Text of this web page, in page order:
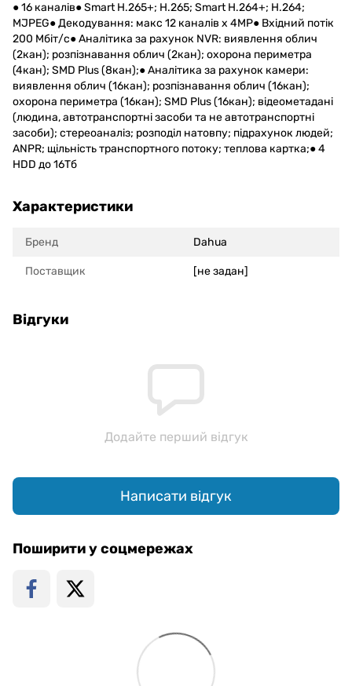
● 16 каналів● Smart H.265+; H.265; Smart H.264+; H.264;
MJPEG● Декодування: макс 12 каналів х 4MP● Вхідний потік
200 Мбіт/с● Аналітика за рахунок NVR: виявлення облич
(2кан); розпізнавання облич (2кан); охорона периметра
(4кан); SMD Plus (8кан);● Аналітика за рахунок камери:
виявлення облич (16кан); розпізнавання облич (16кан);
охорона периметра (16кан); SMD Plus (16кан); відеометадані
(людина, автотранспортні засоби та не автотранспортні
засоби); стереоаналіз; розподіл натовпу; підрахунок людей;
ANPR; щільність транспортного потоку; теплова картка;● 4
HDD до 16Тб
Характеристики
Бренд Dahua
Поставщик [не задан]
Відгуки
Додайте перший відгук
Написати відгук
Поширити у соцмережах